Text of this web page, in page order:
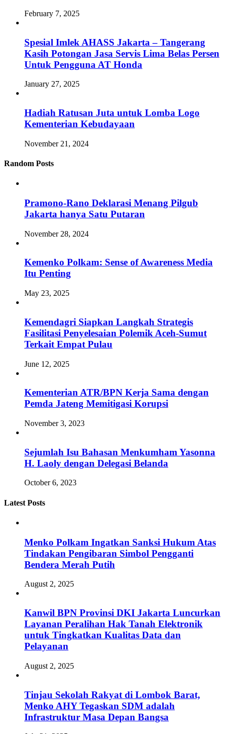
February 7, 2025
Spesial Imlek AHASS Jakarta – Tangerang
Kasih Potongan Jasa Servis Lima Belas Persen
Untuk Pengguna AT Honda
January 27, 2025
Hadiah Ratusan Juta untuk Lomba Logo
Kementerian Kebudayaan
November 21, 2024
Random Posts
Pramono-Rano Deklarasi Menang Pilgub
Jakarta hanya Satu Putaran
November 28, 2024
Kemenko Polkam: Sense of Awareness Media
Itu Penting
May 23, 2025
Kemendagri Siapkan Langkah Strategis
Fasilitasi Penyelesaian Polemik Aceh-Sumut
Terkait Empat Pulau
June 12, 2025
Kementerian ATR/BPN Kerja Sama dengan
Pemda Jateng Memitigasi Korupsi
November 3, 2023
Sejumlah Isu Bahasan Menkumham Yasonna
H. Laoly dengan Delegasi Belanda
October 6, 2023
Latest Posts
Menko Polkam Ingatkan Sanksi Hukum Atas
Tindakan Pengibaran Simbol Pengganti
Bendera Merah Putih
August 2, 2025
Kanwil BPN Provinsi DKI Jakarta Luncurkan
Layanan Peralihan Hak Tanah Elektronik
untuk Tingkatkan Kualitas Data dan
Pelayanan
August 2, 2025
Tinjau Sekolah Rakyat di Lombok Barat,
Menko AHY Tegaskan SDM adalah
Infrastruktur Masa Depan Bangsa